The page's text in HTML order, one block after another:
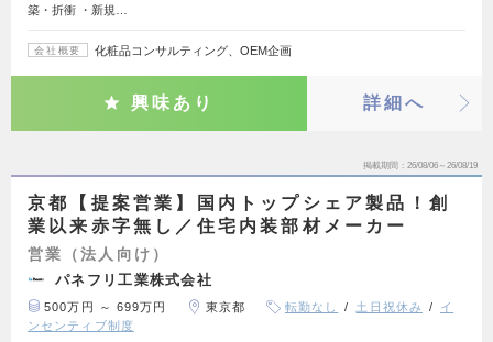
築・折衝 ・新規…
会社概要 化粧品コンサルティング、OEM企画
興味あり 詳細へ
掲載期間 26/08/06～26/08/19
京都【提案営業】国内トップシェア製品！創
業以来赤字無し／住宅内装部材メーカー
営業（法人向け）
パネフリ工業株式会社
500万円 ～ 699万円 東京都 転勤なし 土日祝休み
イ
ンセンティブ制度